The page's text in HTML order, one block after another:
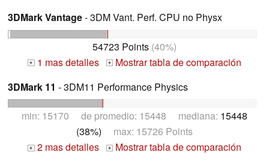
3DMark Vantage- 3DM Vant. Perf. CPU no Physx
54723 Points (40%)
+ 1 mas detalles +
Mostrar tabla de comparación
3DMark 11 - 3DM11 Performance Physics
min: 15170 de promedio: 15448 mediana: 15448
(38%) max: 15726 Points
+ 2 mas detalles +
Mostrar tabla de comparación